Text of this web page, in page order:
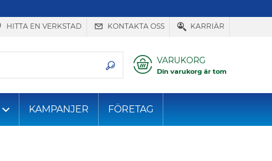
HITTA EN VERKSTAD KONTAKTA OSS KARRIÄR
VARUKORG
Din varukorg är tom
KAMPANJER FÖRETAG